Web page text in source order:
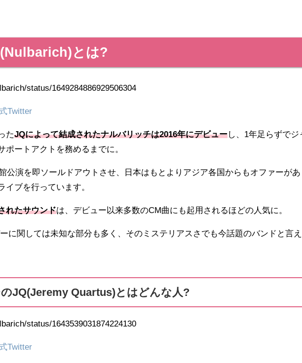
とは?
status/1649284886929506304
Twitter
たJQによって結成されたナルバリッチは2016年にデビューし、1年足らずでジ
ポートアクトを務めるまでに。
公演を即ソールドアウトさせ、日本はもとよりアジア各国からもオファーがあ
イブを行っています。
れたサウンドは、デビュー以来多数のCM曲にも起用されるほどの人気に。
に関しては未知な部分も多く、そのミステリアスさでも今話題のバンドと言
JQ(Jeremy Quartus)とはどんな人?
status/1643539031874224130
Twitter